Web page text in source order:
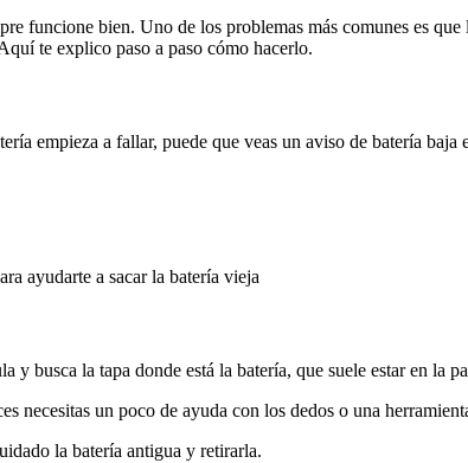
funcione bien. Uno de los problemas más comunes es
te explico paso a paso cómo hacerlo.
empieza a fallar, puede que veas un aviso de batería
ayudarte a sacar la batería vieja
y busca la tapa donde está la batería, que suele estar en la
necesitas un poco de ayuda con los dedos o una
la batería antigua y retirarla.